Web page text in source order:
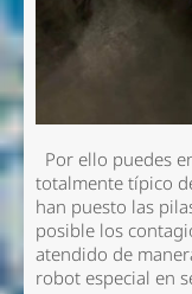
Por ello puedes
totalmente típico
han puesto las
posible los
atendido de
robot especial en